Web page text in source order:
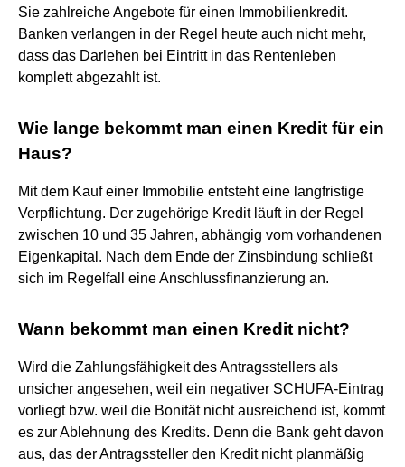
Sie zahlreiche Angebote für einen Immobilienkredit.
Banken verlangen in der Regel heute auch nicht mehr,
dass das Darlehen bei Eintritt in das Rentenleben
komplett abgezahlt ist.
Wie lange bekommt man einen Kredit für ein
Haus?
Mit dem Kauf einer Immobilie entsteht eine langfristige
Verpflichtung. Der zugehörige Kredit läuft in der Regel
zwischen 10 und 35 Jahren, abhängig vom vorhandenen
Eigenkapital. Nach dem Ende der Zinsbindung schließt
sich im Regelfall eine Anschlussfinanzierung an.
Wann bekommt man einen Kredit nicht?
Wird die Zahlungsfähigkeit des Antragsstellers als
unsicher angesehen, weil ein negativer SCHUFA-Eintrag
vorliegt bzw. weil die Bonität nicht ausreichend ist, kommt
es zur Ablehnung des Kredits. Denn die Bank geht davon
aus, das der Antragssteller den Kredit nicht planmäßig